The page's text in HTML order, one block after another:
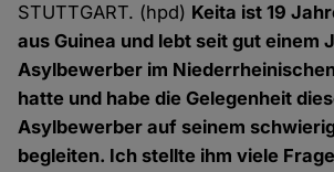
STUTTGART. (hpd) Keita ist 19
aus Guinea und lebt seit gut einem
Asylbewerber im
hatte und habe die Gelegenheit
Asylbewerber auf seinem
begleiten. Ich stellte ihm viele